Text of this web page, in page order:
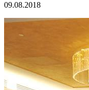
09.08.2018